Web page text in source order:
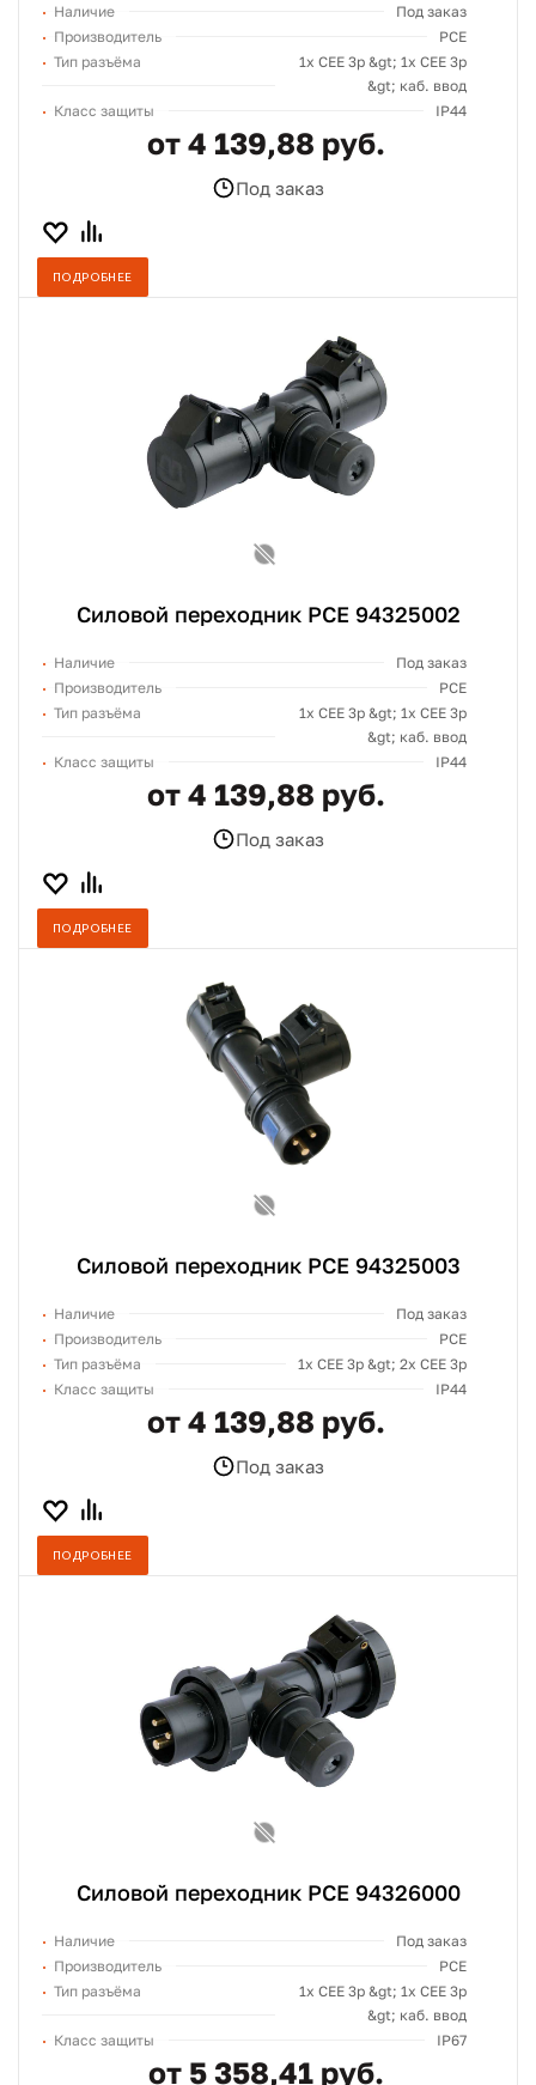
Наличие
Под заказ
Производитель
PCE
Тип разъёма
1х СЕЕ 3p &gt; 1х СЕЕ 3p
&gt; каб. ввод
Класс защиты
IP44
от 4 139,88 руб.
Под заказ
ПОДРОБНЕЕ
Силовой переходник PCE 94325002
Наличие
Под заказ
Производитель
PCE
Тип разъёма
1х СЕЕ 3p &gt; 1х СЕЕ 3p
&gt; каб. ввод
Класс защиты
IP44
от 4 139,88 руб.
Под заказ
ПОДРОБНЕЕ
Силовой переходник PCE 94325003
Наличие
Под заказ
Производитель
PCE
Тип разъёма
1х СЕЕ 3p &gt; 2х СЕЕ 3p
Класс защиты
IP44
от 4 139,88 руб.
Под заказ
ПОДРОБНЕЕ
Силовой переходник PCE 94326000
Наличие
Под заказ
Производитель
PCE
Тип разъёма
1х СЕЕ 3p &gt; 1х СЕЕ 3p
&gt; каб. ввод
Класс защиты
IP67
от 5 358,41 руб.